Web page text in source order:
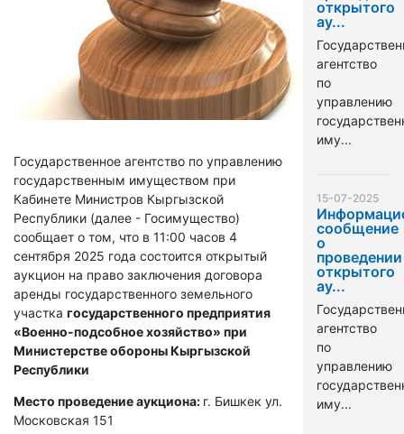
Государственное агентство по управлению
государственным имуществом при
Кабинете Министров Кыргызской
Республики (далее - Госимущество)
сообщает о том, что в 11:00 часов 4
сентября 2025 года состоится открытый
аукцион на право заключения договора
аренды государственного земельного
участка государственного предприятия
«Военно-подсобное хозяйство» при
Министерстве обороны Кыргызской
Республики
Место проведение аукциона: г. Бишкек ул.
Московская 151
открытого
ау...
агентство
по
управлению
иму...
15-07-2025
сообщение
о
проведении
открытого
ау...
агентство
по
управлению
иму...